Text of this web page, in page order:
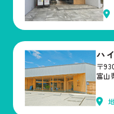
ハ
〒
富山